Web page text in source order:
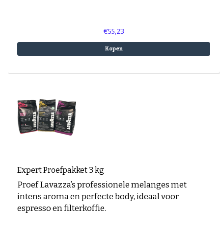
€55,23
Kopen
Expert Proefpakket 3 kg
Proef Lavazza’s professionele melanges met
intens aroma en perfecte body, ideaal voor
espresso en filterkoffie.